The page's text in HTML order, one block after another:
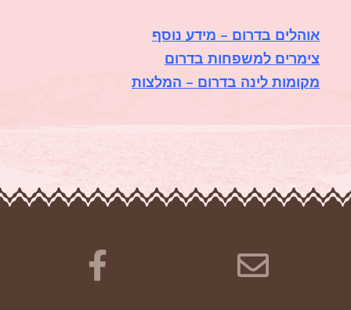
אוהלים בדרום – מידע נוסף
צימרים למשפחות בדרום
מקומות לינה בדרום – המלצות